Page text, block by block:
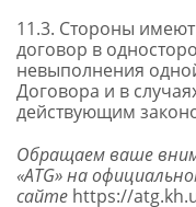
11.3. Стороны
договор в
невыполнения
Договора и в
действующим
Обращаем ваше
«ATG» на
сайте https://